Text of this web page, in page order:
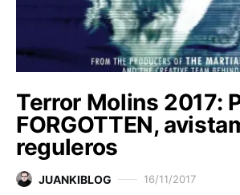
Terror Molins 2017:
FORGOTTEN,
reguleros
JUANKIBLOG 16/11/2017